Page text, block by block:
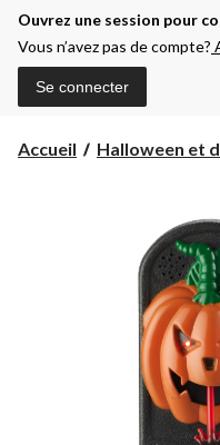
Ouvrez une session pour
Vous n’avez pas de compte?
Se connecter
Accueil Halloween et